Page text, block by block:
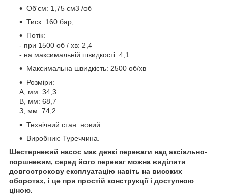
Об'єм: 1,75 см3 /об
Тиск: 160 бар;
Потік:
- при 1500 об / хв: 2,4
- на максимальній швидкості: 4,1
Максимальна швидкість: 2500 об/хв
Розміри:
A, мм: 34,3
B, мм: 68,7
З, мм: 74,2
Технічний стан: новий
Виробник: Туреччина.
Шестерневий насос має деякі переваги над аксіально-
поршневим, серед його переваг можна виділити
довгострокову експлуатацію навіть на високих
оборотах, і це при простій конструкції і доступною
ціною.